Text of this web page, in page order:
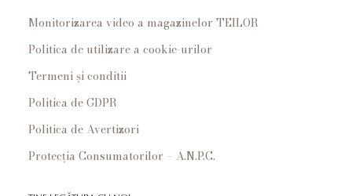
Monitorizarea video a magazinelor TEILOR
Politica de utilizare a cookie-urilor
Termeni și conditii
Politica de GDPR
Politica de Avertizori
Protecția Consumatorilor – A.N.P.C.